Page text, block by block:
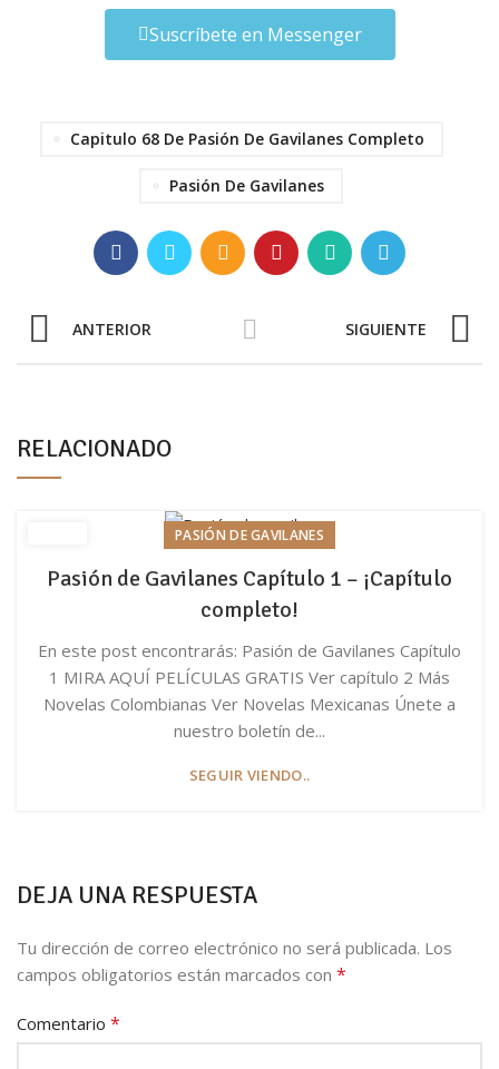
Suscríbete en Messenger
Capitulo 68 De Pasión De Gavilanes Completo
Pasión De Gavilanes
ANTERIOR SIGUIENTE
RELACIONADO
PASIÓN DE GAVILANES
Pasión de Gavilanes Capítulo 1 – ¡Capítulo
completo!
En este post encontrarás: Pasión de Gavilanes Capítulo
1 MIRA AQUÍ PELÍCULAS GRATIS Ver capítulo 2 Más
Novelas Colombianas Ver Novelas Mexicanas Únete a
nuestro boletín de...
SEGUIR VIENDO..
DEJA UNA RESPUESTA
Tu dirección de correo electrónico no será publicada. Los
campos obligatorios están marcados con *
Comentario *